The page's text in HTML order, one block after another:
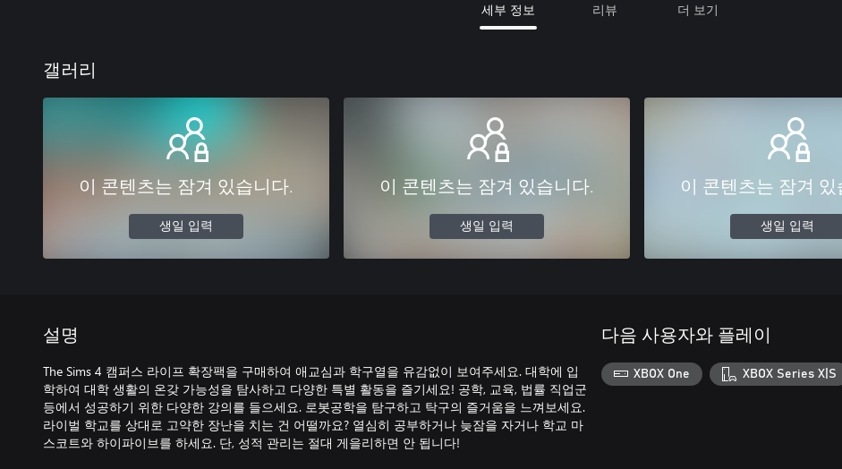
세부 정보 리뷰 더 보기
갤러리
이 콘텐츠는 잠겨 있습니다.
생일 입력
이 콘텐츠는 잠겨 있습니다.
생일 입력
이 콘텐츠는 잠겨 있
생일 입력
설명
The Sims 4 캠퍼스 라이프 확장팩을 구매하여 애교심과 학구열을 유감없이 보여주세요. 대학에 입
학하여 대학 생활의 온갖 가능성을 탐사하고 다양한 특별 활동을 즐기세요! 공학, 교육, 법률 직업군
등에서 성공하기 위한 다양한 강의를 들으세요. 로봇공학을 탐구하고 탁구의 즐거움을 느껴보세요.
라이벌 학교를 상대로 고약한 장난을 치는 건 어떨까요? 열심히 공부하거나 늦잠을 자거나 학교 마
스코트와 하이파이브를 하세요. 단, 성적 관리는 절대 게을리하면 안 됩니다!
다음 사용자와 플레이
XBOX One XBOX Series X|S